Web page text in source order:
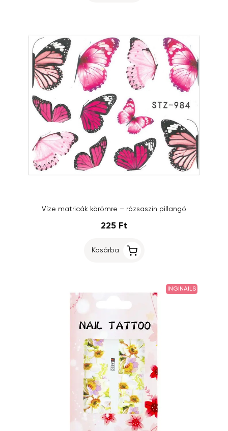
Víze matricák körömre – rózsaszín pillangó
225 Ft
Kosárba
INGINAILS